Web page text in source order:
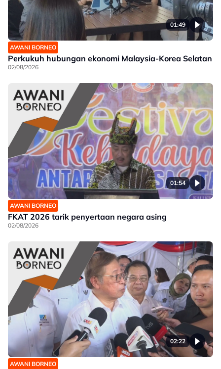
01:49
AWANI BORNEO
Perkukuh hubungan ekonomi Malaysia-Korea Selatan
02/08/2026
01:54
AWANI BORNEO
FKAT 2026 tarik penyertaan negara asing
02/08/2026
02:22
AWANI BORNEO